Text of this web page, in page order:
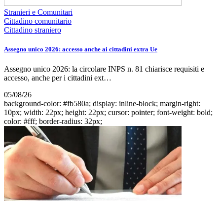
Stranieri e Comunitari
Cittadino comunitario
Cittadino straniero
Assegno unico 2026: accesso anche ai cittadini extra Ue
Assegno unico 2026: la circolare INPS n. 81 chiarisce requisiti e
accesso, anche per i cittadini ext…
05/08/26
background-color: #fb580a; display: inline-block; margin-right:
10px; width: 22px; height: 22px; cursor: pointer; font-weight: bold;
color: #fff; border-radius: 32px;